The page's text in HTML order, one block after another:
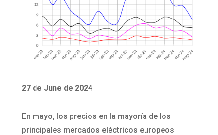
27 de June de 2024
En mayo, los precios en la mayoría de los
principales mercados eléctricos europeos